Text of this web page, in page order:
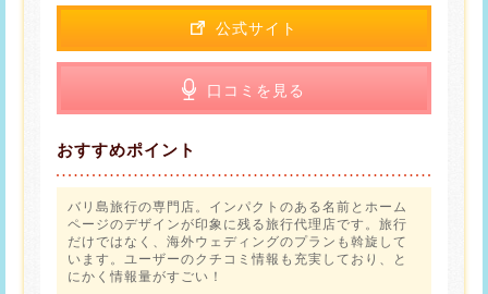
公式サイト
口コミを見る
おすすめポイント
バリ島旅行の専門店。インパクトのある名前とホーム
ページのデザインが印象に残る旅行代理店です。旅行
だけではなく、海外ウェディングのプランも斡旋して
います。ユーザーのクチコミ情報も充実しており、と
にかく情報量がすごい！